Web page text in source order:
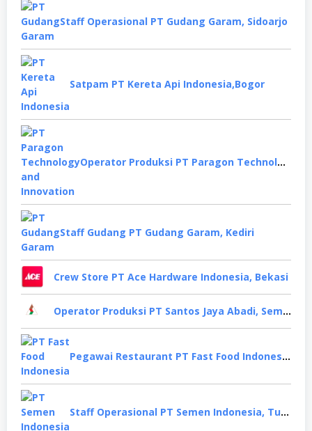
Staff Operasional PT Gudang Garam, Sidoarjo
Satpam PT Kereta Api Indonesia,Bogor
Operator Produksi PT Paragon Technology and Innovation, Tangerang
Staff Gudang PT Gudang Garam, Kediri
Crew Store PT Ace Hardware Indonesia, Bekasi
Operator Produksi PT Santos Jaya Abadi, Semarang
Pegawai Restaurant PT Fast Food Indonesia, Surabaya
Staff Operasional PT Semen Indonesia, Tuban